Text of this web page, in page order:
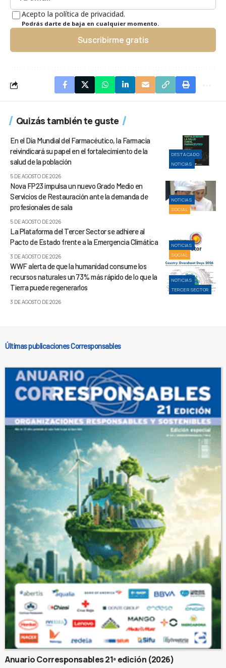
Acepto la política de privacidad.
Podrás darte de baja en cualquier momento.
Suscribirme gratis
Quizás también te guste
DESTACADO
NOTICIAS
En el Día Mundial del Farmacéutico, la Farmacia
reivindicará su papel en el fortalecimiento de la
salud de la población
5 DE AGOSTO DE 2026
NOTICIAS
SOCIAL
Nova FP23 impulsa un nuevo Grado Medio en
Servicios de Restauración ante la demanda de
profesionales de sala
5 DE AGOSTO DE 2026
NOTICIAS
SOCIAL
La Plataforma del Tercer Sector se adhiere al
Pacto de Estado frente a la Emergencia Climática
3 DE AGOSTO DE 2026
NOTICIAS
TERCER SECTOR
WWF alerta de que la humanidad consume los
recursos naturales un 73% más rápido de lo que la
Tierra puede regenerarlos
3 DE AGOSTO DE 2026
Últimas publicaciones Corresponsables
Anuario Corresponsables 21ª edición (2026)